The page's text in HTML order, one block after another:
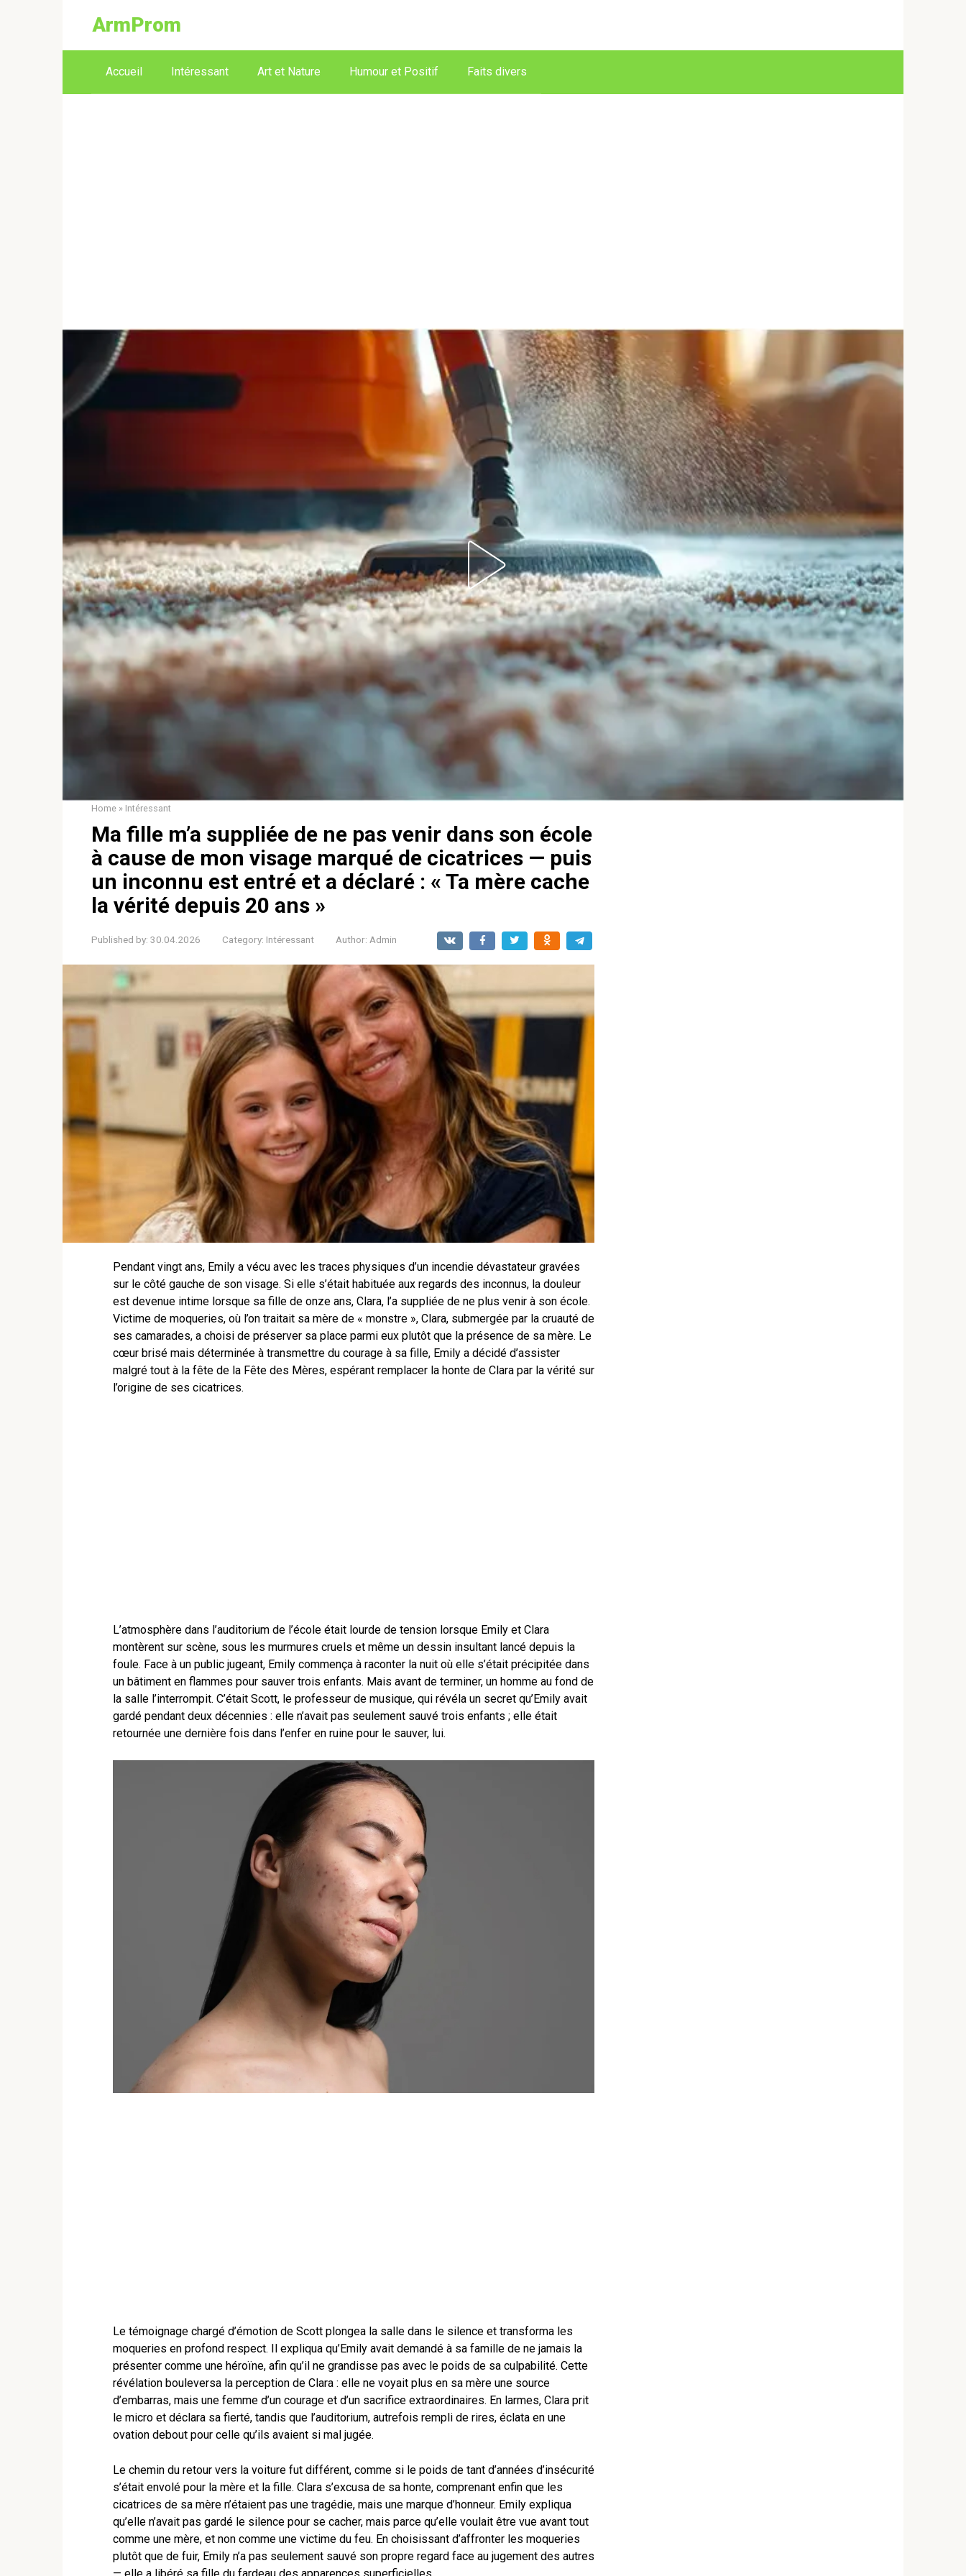
ArmProm
Accueil Intéressant Art et Nature Humour et Positif Faits divers
Home » Intéressant
Ma fille m’a suppliée de ne pas venir dans son école
à cause de mon visage marqué de cicatrices — puis
un inconnu est entré et a déclaré : « Ta mère cache
la vérité depuis 20 ans »
Published by: 30.04.2026 Category: Intéressant Author: Admin
Pendant vingt ans, Emily a vécu avec les traces physiques d’un incendie dévastateur gravées
sur le côté gauche de son visage. Si elle s’était habituée aux regards des inconnus, la douleur
est devenue intime lorsque sa fille de onze ans, Clara, l’a suppliée de ne plus venir à son école.
Victime de moqueries, où l’on traitait sa mère de « monstre », Clara, submergée par la cruauté de
ses camarades, a choisi de préserver sa place parmi eux plutôt que la présence de sa mère. Le
cœur brisé mais déterminée à transmettre du courage à sa fille, Emily a décidé d’assister
malgré tout à la fête de la Fête des Mères, espérant remplacer la honte de Clara par la vérité sur
l’origine de ses cicatrices.
L’atmosphère dans l’auditorium de l’école était lourde de tension lorsque Emily et Clara
montèrent sur scène, sous les murmures cruels et même un dessin insultant lancé depuis la
foule. Face à un public jugeant, Emily commença à raconter la nuit où elle s’était précipitée dans
un bâtiment en flammes pour sauver trois enfants. Mais avant de terminer, un homme au fond de
la salle l’interrompit. C’était Scott, le professeur de musique, qui révéla un secret qu’Emily avait
gardé pendant deux décennies : elle n’avait pas seulement sauvé trois enfants ; elle était
retournée une dernière fois dans l’enfer en ruine pour le sauver, lui.
Le témoignage chargé d’émotion de Scott plongea la salle dans le silence et transforma les
moqueries en profond respect. Il expliqua qu’Emily avait demandé à sa famille de ne jamais la
présenter comme une héroïne, afin qu’il ne grandisse pas avec le poids de sa culpabilité. Cette
révélation bouleversa la perception de Clara : elle ne voyait plus en sa mère une source
d’embarras, mais une femme d’un courage et d’un sacrifice extraordinaires. En larmes, Clara prit
le micro et déclara sa fierté, tandis que l’auditorium, autrefois rempli de rires, éclata en une
ovation debout pour celle qu’ils avaient si mal jugée.
Le chemin du retour vers la voiture fut différent, comme si le poids de tant d’années d’insécurité
s’était envolé pour la mère et la fille. Clara s’excusa de sa honte, comprenant enfin que les
cicatrices de sa mère n’étaient pas une tragédie, mais une marque d’honneur. Emily expliqua
qu’elle n’avait pas gardé le silence pour se cacher, mais parce qu’elle voulait être vue avant tout
comme une mère, et non comme une victime du feu. En choisissant d’affronter les moqueries
plutôt que de fuir, Emily n’a pas seulement sauvé son propre regard face au jugement des autres
— elle a libéré sa fille du fardeau des apparences superficielles.